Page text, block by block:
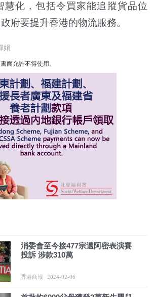
慧化，包括令買家能追蹤貨品位
府要提升香港的物流服務。
娟
面允許不得使用。
消委會至今接477宗邁阿密表演賽
投訴 涉款310萬
香港商報 2024-02-06